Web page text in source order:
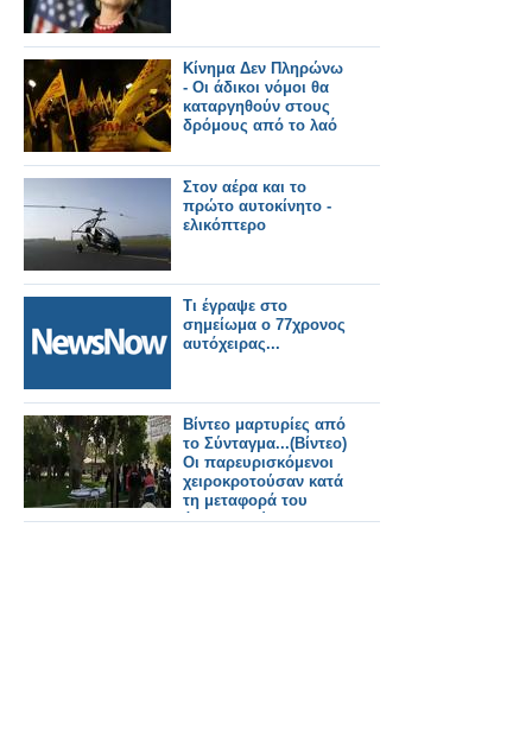
Κίνημα Δεν Πληρώνω
- Οι άδικοι νόμοι θα
καταργηθούν στους
δρόμους από το λαό
Στον αέρα και το
πρώτο αυτοκίνητο -
ελικόπτερο
Τι έγραψε στο
σημείωμα ο 77χρονος
αυτόχειρας...
Βίντεο μαρτυρίες από
το Σύνταγμα...(Βίντεο)
Οι παρευρισκόμενοι
χειροκροτούσαν κατά
τη μεταφορά του
άψυχου σώματος του